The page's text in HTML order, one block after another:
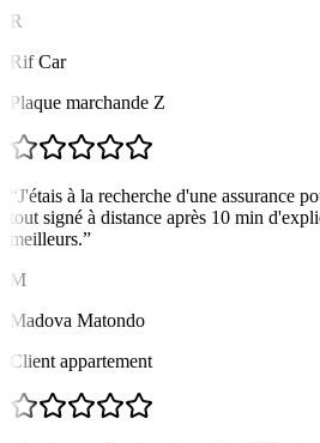
R
Rif Car
Plaque marchande Z
“J'étais à la recherche d'une assurance
tout signé à distance après 10 min
meilleurs.”
M
Madova Matondo
Client appartement